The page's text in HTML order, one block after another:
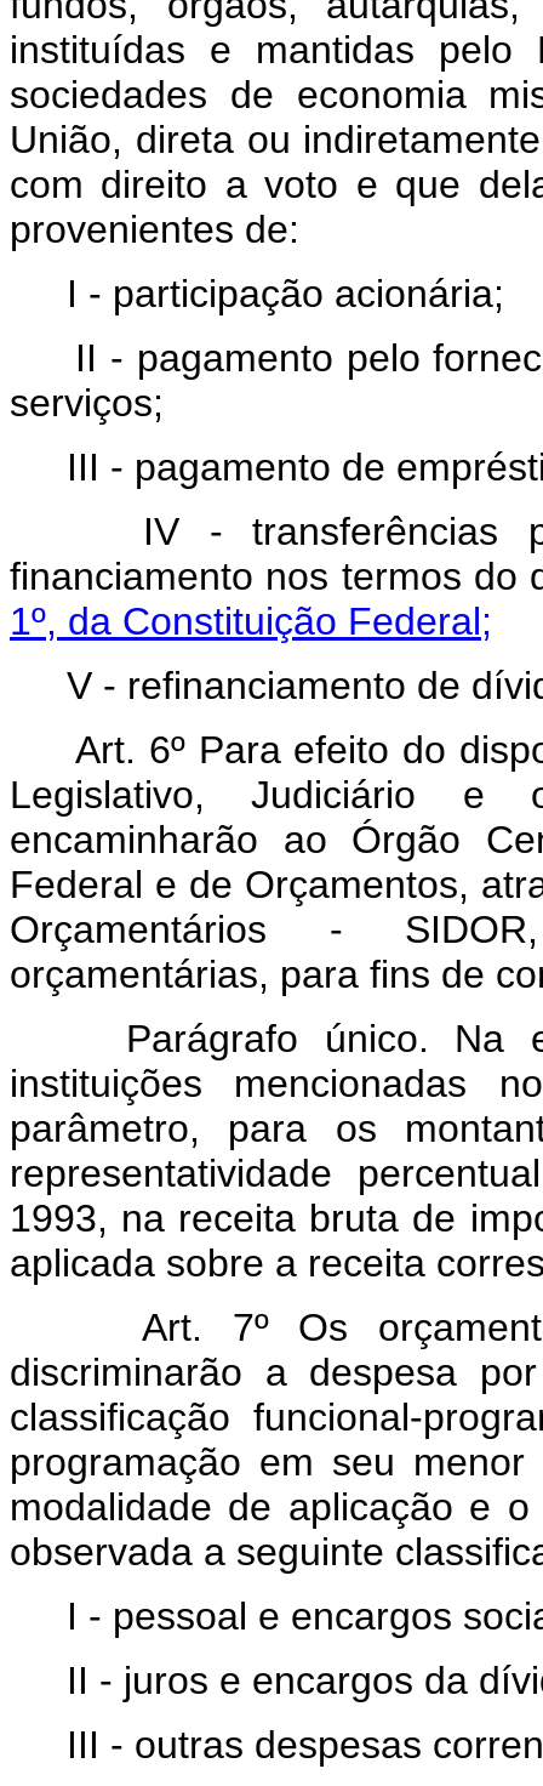
instituídas e mantidas pelo
sociedades de economia
União, direta ou
com direito a voto e que
provenientes de:
I - participação acionária;
II - pagamento pelo
serviços;
III - pagamento de
IV - transferências
financiamento nos termos do
1º, da Constituição Federal;
V - refinanciamento de
Art. 6º Para efeito do
Legislativo, Judiciário
encaminharão ao Órgão
Federal e de Orçamentos,
Orçamentários -
orçamentárias, para fins de
Parágrafo único. Na
instituições mencionadas
parâmetro, para os
representatividade
1993, na receita bruta de
aplicada sobre a receita
Art. 7º Os
discriminarão a despesa
classificação funcional-
programação em seu
modalidade de aplicação e
observada a seguinte
I - pessoal e encargos
II - juros e encargos da
III - outras despesas